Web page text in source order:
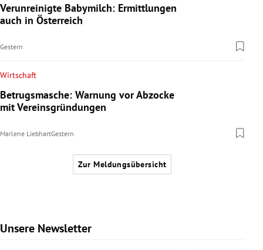
Verunreinigte Babymilch: Ermittlungen
auch in Österreich
Gestern
Wirtschaft
Betrugsmasche: Warnung vor Abzocke
mit Vereinsgründungen
Marlene LiebhartGestern
Zur Meldungsübersicht
Unsere Newsletter
Slide 1 von 9